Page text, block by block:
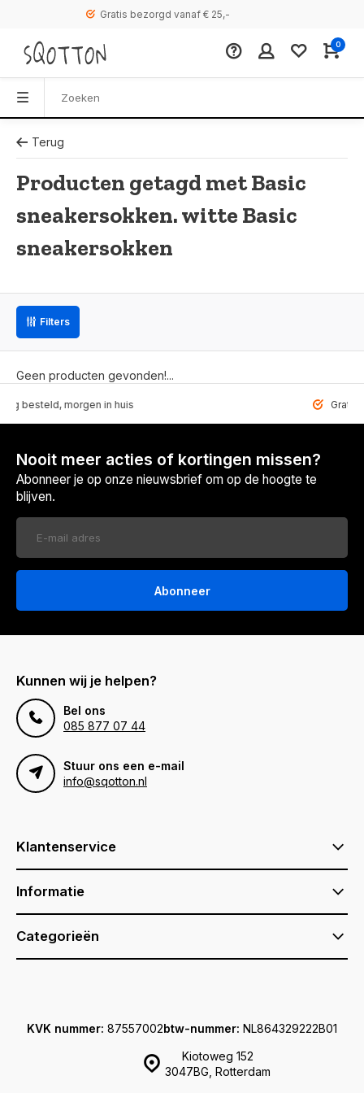
Gratis bezorgd vanaf € 25,-
0
Terug
Producten getagd met Basic
sneakersokken. witte Basic
sneakersokken
Filters
Geen producten gevonden!...
morgen in huis Gratis
Nooit meer acties of kortingen missen?
Abonneer je op onze nieuwsbrief om op de hoogte te
blijven.
Abonneer
Kunnen wij je helpen?
Bel ons
085 877 07 44
Stuur ons een e-mail
info@sqotton.nl
Klantenservice
Informatie
Categorieën
Kiotoweg 152
3047BG, Rotterdam
KVK nummer: 87557002btw-nummer: NL864329222B01